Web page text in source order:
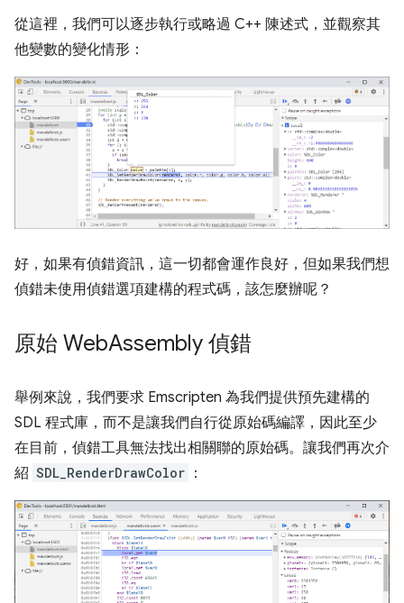
從這裡，我們可以逐步執行或略過 C++ 陳述式，並觀察其
他變數的變化情形：
好，如果有偵錯資訊，這一切都會運作良好，但如果我們想
偵錯未使用偵錯選項建構的程式碼，該怎麼辦呢？
原始 WebAssembly 偵錯
舉例來說，我們要求 Emscripten 為我們提供預先建構的
SDL 程式庫，而不是讓我們自行從原始碼編譯，因此至少
在目前，偵錯工具無法找出相關聯的原始碼。讓我們再次介
紹 SDL_RenderDrawColor ：